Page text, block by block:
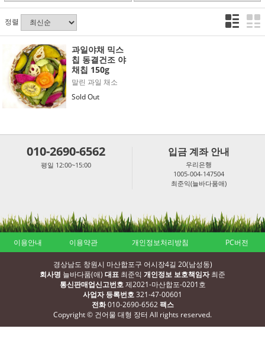
정렬
과일야채 믹스
칩 동결건조 야
채칩 150g
말린 과일 채소
Sold Out
010-2690-6562
평일 12:00~15:00
입금 계좌 안내
우리은행
1005-004-147504
최준익(늘바다품애)
이용안내 이용약관 개인정보처리방침 PC버전
경상남도 창원시 마산합포구 어시장4길 20(남성동)
회사명 늘바다품(애) 대표 최준익 개인정보 보호책임자최준
통신판매업신고번호제2021-마산합포-0201호
사업자 등록번호321-47-00601
전화010-2690-6562팩스
Copyright © 건어물 대형 장터 All rights reserved.